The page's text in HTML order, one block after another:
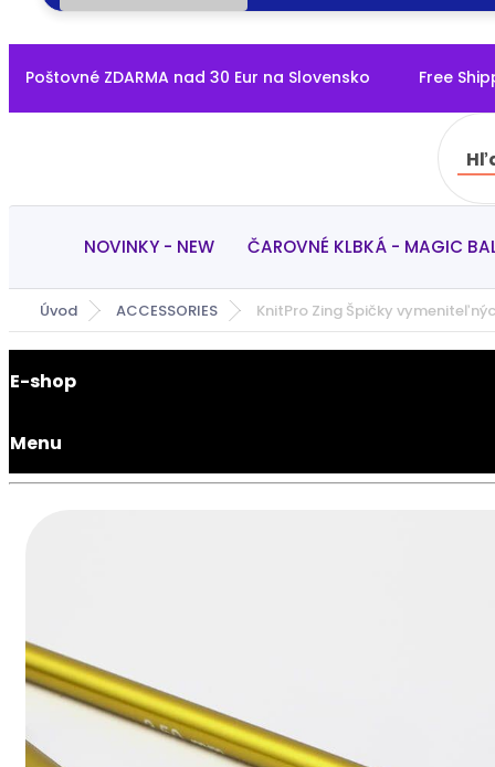
Poštovné ZDARMA nad 30 Eur na Slovensko Free
NOVINKY - NEW ČAROVNÉ KLBKÁ - MAGIC
Úvod ACCESSORIES KnitPro Zing Špičky
E-shop
Menu